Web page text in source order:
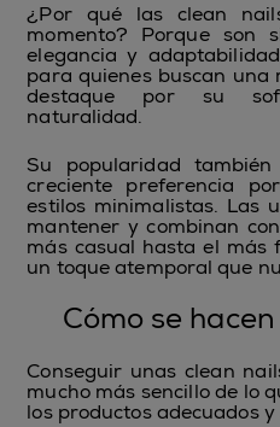
¿Por qué las clean
momento? Porque son
elegancia y
para quienes buscan una
destaque por su
naturalidad.
Su popularidad
creciente preferencia
estilos minimalistas. Las
mantener y combinan
más casual hasta el más
un toque atemporal que
Cómo se
Conseguir unas clean
mucho más sencillo de lo
los productos adecuados